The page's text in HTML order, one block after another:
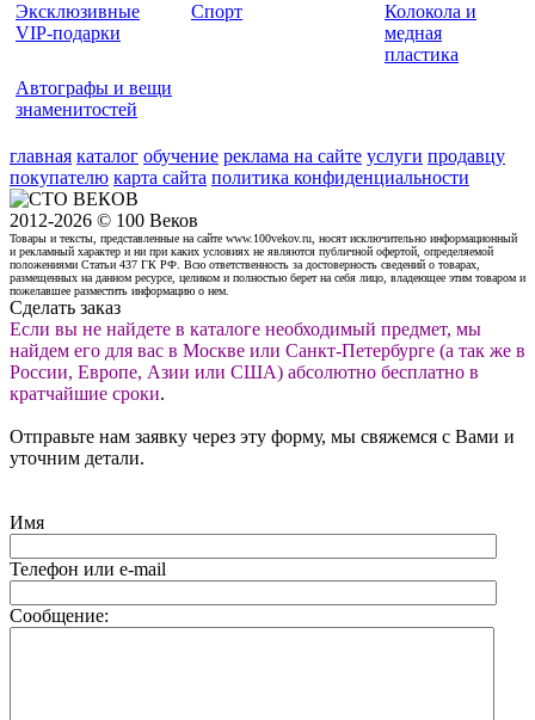
Эксклюзивные
VIP-подарки
Спорт
Колокола и
медная
пластика
Автографы и вещи
знаменитостей
главная каталог обучение реклама на сайте услуги продавцу
покупателю карта сайта политика конфиденциальности
2012-2026 © 100 Веков
Товары и тексты, представленные на сайте www.100vekov.ru, носят исключительно информационный
и рекламный характер и ни при каких условиях не являются публичной офертой, определяемой
положениями Статьи 437 ГК РФ. Всю ответственность за достоверность сведений о товарах,
размещенных на данном ресурсе, целиком и полностью берет на себя лицо, владеющее этим товаром и
пожелавшее разместить информацию о нем.
Сделать заказ
Если вы не найдете в каталоге необходимый предмет, мы
найдем его для вас в Москве или Санкт-Петербурге (а так же в
России, Европе, Азии или США) абсолютно бесплатно в
кратчайшие сроки.
Отправьте нам заявку через эту форму, мы свяжемся с Вами и
уточним детали.
Имя
Телефон или e-mail
Сообщение: